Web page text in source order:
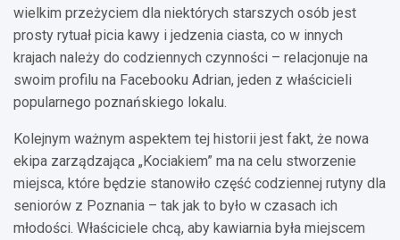
wielkim przeżyciem dla niektórych starszych osób jest
prosty rytuał picia kawy i jedzenia ciasta, co w innych
krajach należy do codziennych czynności – relacjonuje na
swoim profilu na Facebooku Adrian, jeden z właścicieli
popularnego poznańskiego lokalu.
Kolejnym ważnym aspektem tej historii jest fakt, że nowa
ekipa zarządzająca „Kociakiem” ma na celu stworzenie
miejsca, które będzie stanowiło część codziennej rutyny dla
seniorów z Poznania – tak jak to było w czasach ich
młodości. Właściciele chcą, aby kawiarnia była miejscem